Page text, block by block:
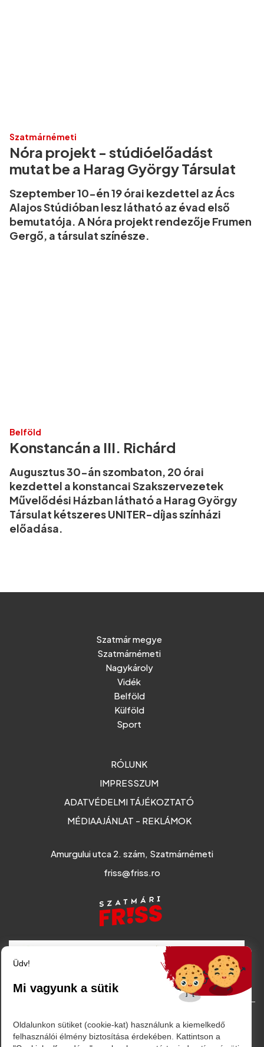
Szatmárnémeti
Nóra projekt - stúdióelőadást
mutat be a Harag György Társulat
Szeptember 10-én 19 órai kezdettel az Ács
Alajos Stúdióban lesz látható az évad első
bemutatója. A Nóra projekt rendezője Frumen
Gergő, a társulat színésze.
Belföld
Konstancán a III. Richárd
Augusztus 30-án szombaton, 20 órai
kezdettel a konstancai Szakszervezetek
Művelődési Házban látható a Harag György
Társulat kétszeres UNITER-díjas színházi
előadása.
Szatmár megye
Szatmárnémeti
Nagykároly
Vidék
Belföld
Külföld
Sport
RÓLUNK
IMPRESSZUM
ADATVÉDELMI TÁJÉKOZTATÓ
MÉDIAAJÁNLAT - REKLÁMOK
Amurgului utca 2. szám, Szatmárnémeti
friss@friss.ro
© Minden jog fenntartva. 2026
Üdv!
Mi vagyunk a sütik
Oldalunkon sütiket (cookie-kat) használunk a kiemelkedő
felhasználói élmény biztosítása érdekében. Kattintson a